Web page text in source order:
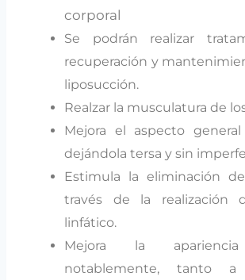
corporal
Se podrán realizar
recuperación y
liposucción.
Realzar la musculatura de
Mejora el aspecto
dejándola tersa y sin
Estimula la eliminación
través de la realización
linfático.
Mejora la
notablemente, tanto